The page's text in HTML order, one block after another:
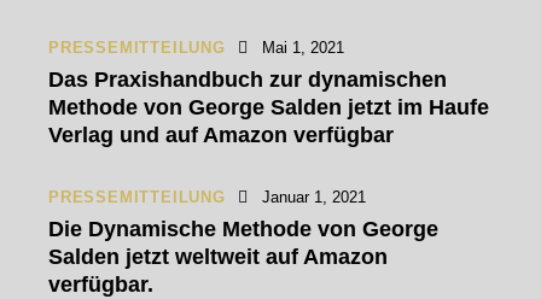
PRESSEMITTEILUNG Mai 1, 2021
Das Praxishandbuch zur dynamischen
Methode von George Salden jetzt im Haufe
Verlag und auf Amazon verfügbar
PRESSEMITTEILUNG Januar 1, 2021
Die Dynamische Methode von George
Salden jetzt weltweit auf Amazon
verfügbar.